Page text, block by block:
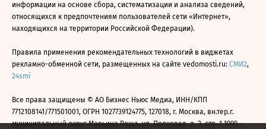
информации на основе сбора, систематизации и анализа сведений,
относящихся к предпочтениям пользователей сети «Интернет»,
находящихся на территории Российской Федерации).
Правила применения рекомендательных технологий в виджетах
рекламно-обменной сети, размещенных на сайте vedomosti.ru: СМИ2,
24smi
Все права защищены © АО Бизнес Ньюс Медиа, ИНН/КПП
7712108141/771501001, ОГРН 1027739124775, 127018, г. Москва, вн.тер.г.
муниципальный округ Марьина Роща, ул. Полковая, д. 3, стр. 1 1999—